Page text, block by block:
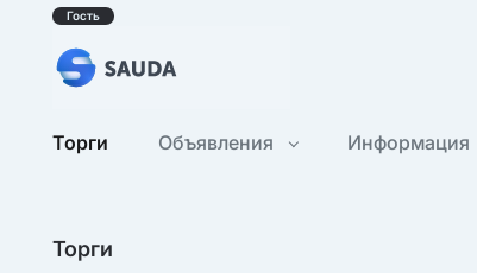
Гость
Торги Объявления Информация
Торги